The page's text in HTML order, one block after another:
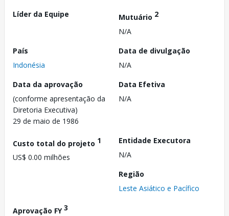
Líder da Equipe
Mutuário 2
N/A
País
Indonésia
Data de divulgação
N/A
Data da aprovação
(conforme apresentação da
Diretoria Executiva)
29 de maio de 1986
Data Efetiva
N/A
Custo total do projeto 1
US$ 0.00 milhões
Entidade Executora
N/A
Região
Leste Asiático e Pacífico
Aprovação FY3